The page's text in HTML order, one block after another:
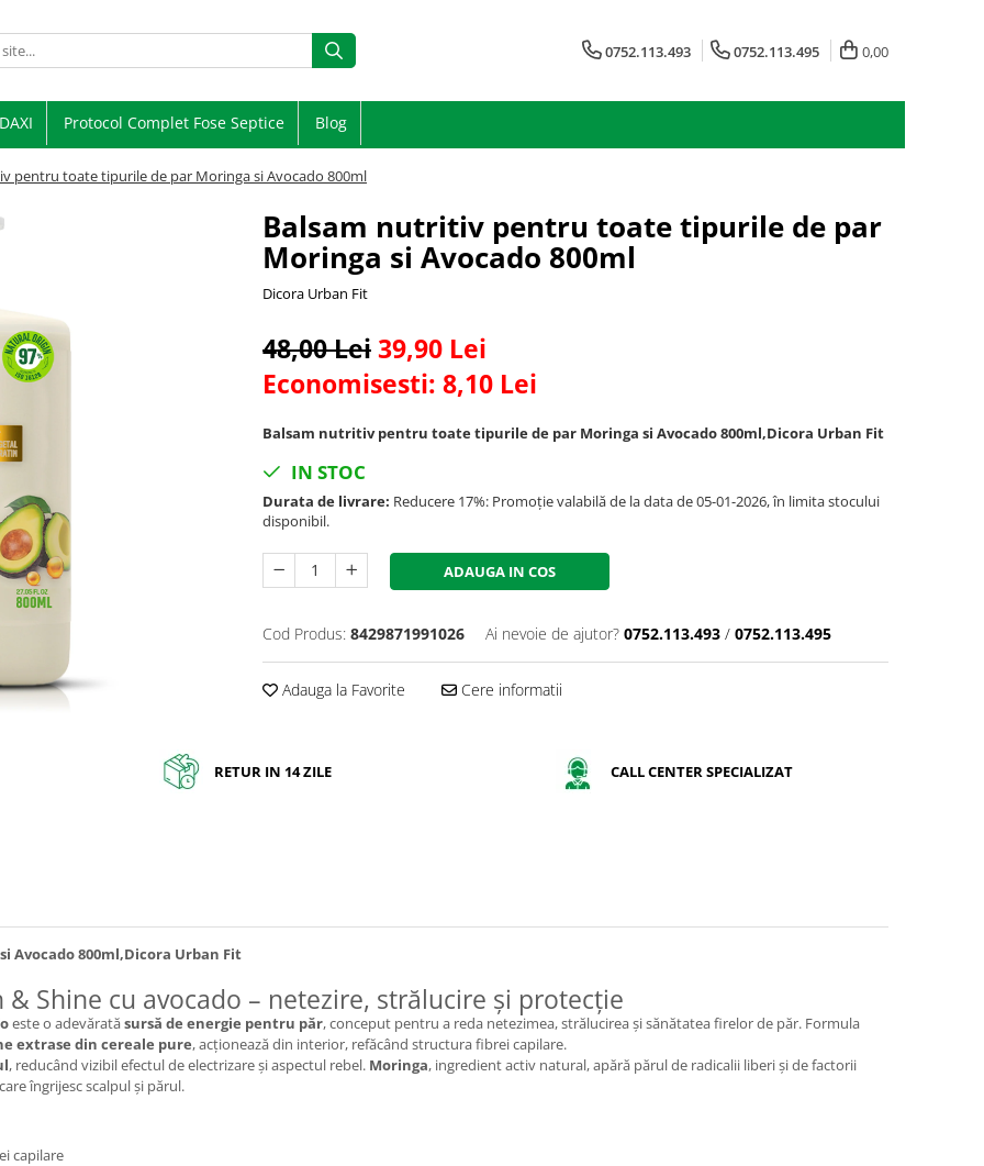
0752.113.493 0752.113.495 0,00
Protocol Complet Fose Septice Blog
pentru toate tipurile de par Moringa si Avocado 800ml
Balsam nutritiv pentru toate tipurile de par
Moringa si Avocado 800ml
Dicora Urban Fit
48,00 Lei39,90 Lei
Economisesti: 8,10 Lei
Balsam nutritiv pentru toate tipurile de par Moringa si Avocado 800ml,Dicora Urban Fit
IN STOC
Durata de livrare: Reducere 17%: Promoție valabilă de la data de 05-01-2026, în limita stocului
disponibil.
ADAUGA IN COS
Cod Produs: 8429871991026 Ai nevoie de ajutor? 0752.113.493 / 0752.113.495
Adauga la Favorite Cere informatii
RETUR IN 14 ZILE CALL CENTER SPECIALIZAT
800ml,Dicora Urban Fit
Shine cu avocado – netezire, strălucire și protecție
este o adevăratăsursă de energie pentru păr, conceput pentru a reda netezimea, strălucirea și sănătatea firelor de păr. Formula
extrase din cereale pure, acționează din interior, refăcând structura fibrei capilare.
, reducând vizibil efectul de electrizare și aspectul rebel. Moringa, ingredient activ natural, apără părul de radicalii liberi și de factorii
care îngrijesc scalpul și părul.
capilare